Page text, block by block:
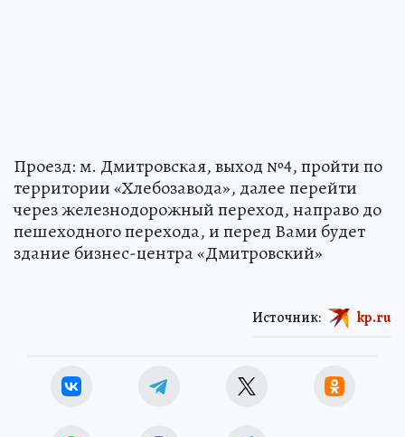
Проезд: м. Дмитровская, выход №4, пройти по
территории «Хлебозавода», далее перейти
через железнодорожный переход, направо до
пешеходного перехода, и перед Вами будет
здание бизнес-центра «Дмитровский»
Источник: kp.ru